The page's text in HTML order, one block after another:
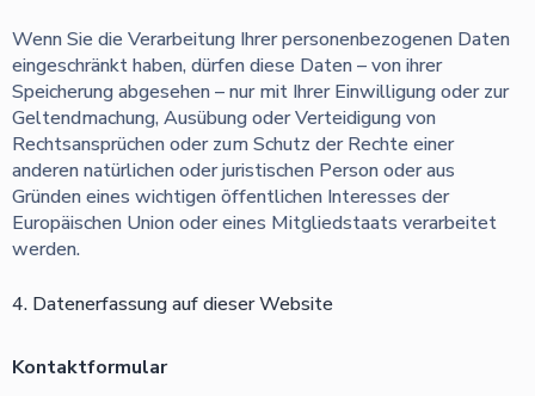
Wenn Sie die Verarbeitung Ihrer personenbezogenen Daten
eingeschränkt haben, dürfen diese Daten – von ihrer
Speicherung abgesehen – nur mit Ihrer Einwilligung oder zur
Geltendmachung, Ausübung oder Verteidigung von
Rechtsansprüchen oder zum Schutz der Rechte einer
anderen natürlichen oder juristischen Person oder aus
Gründen eines wichtigen öffentlichen Interesses der
Europäischen Union oder eines Mitgliedstaats verarbeitet
werden.
4. Datenerfassung auf dieser Website
Kontaktformular